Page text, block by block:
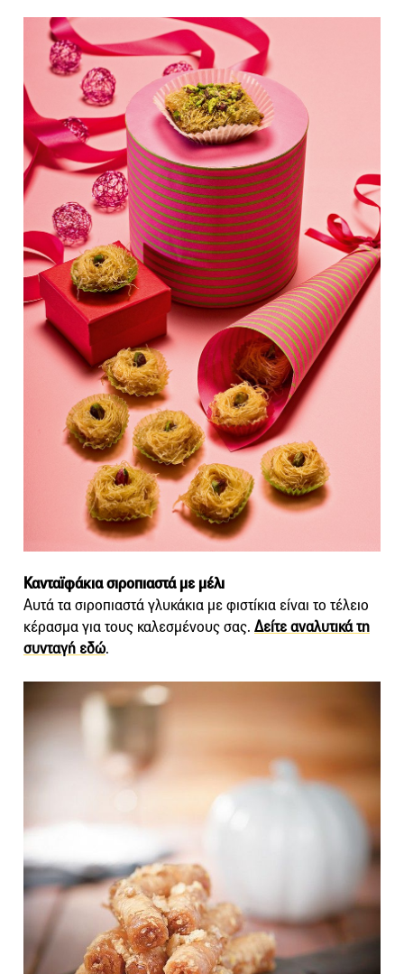
Κανταϊφάκια σιροπιαστά με μέλι
Αυτά τα σιροπιαστά γλυκάκια με φιστίκια είναι το τέλειο
κέρασμα για τους καλεσμένους σας. Δείτε αναλυτικά τη
συνταγή εδώ.